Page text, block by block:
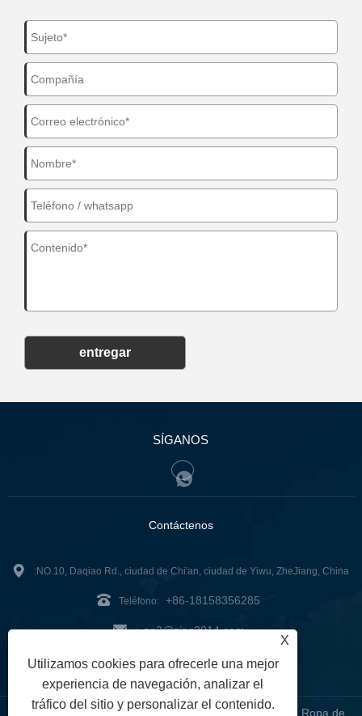
entregar
SÍGANOS
Contáctenos
:NO.10, Daqiao Rd., ciudad de Chi'an, ciudad de Yiwu, ZheJiang, China
Teléfono: +86-18158356285
: zg2@zjzg2014.com
Fax: +86-579-89979099
Copyright © 2024 ZheJiangZhuoGu Clothing Co., Ltd. - Ropa de
X
Utilizamos cookies para ofrecerle una mejor
experiencia de navegación, analizar el
tráfico del sitio y personalizar el contenido.